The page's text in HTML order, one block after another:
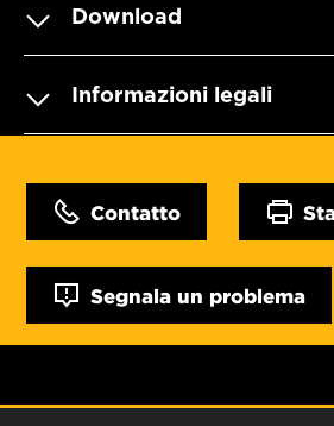
Download
Informazioni legali
Contatto
Segnala un problema